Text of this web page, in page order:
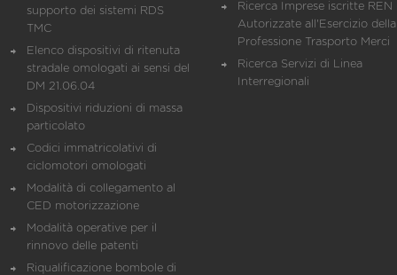
supporto dei sistemi RDS
TMC
Elenco dispositivi di ritenuta
stradale omologati ai sensi del
DM 21.06.04
Dispositivi riduzioni di massa
particolato
Codici immatricolativi di
ciclomotori omologati
Modalità di collegamento al
CED motorizzazione
Modalità operative per il
rinnovo delle patenti
Riqualificazione bombole di
Ricerca Imprese iscritte REN
Autorizzate all'Esercizio della
Professione Trasporto Merci
Ricerca Servizi di Linea
Interregionali